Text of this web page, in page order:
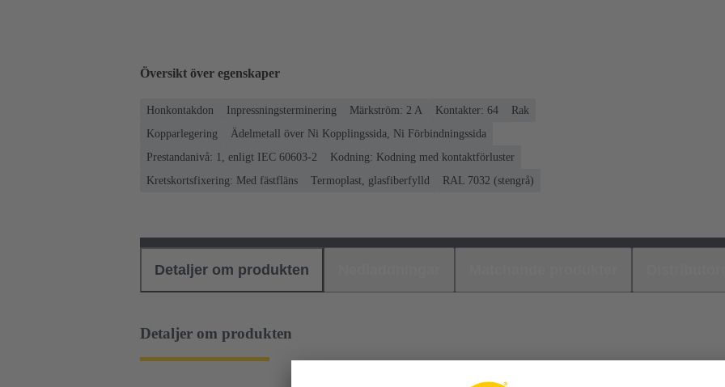
Översikt över egenskaper
Honkontakdon Inpressningsterminering Märkström: ‌2 A Kontakter: 64
Rak
Kopparlegering
Ädelmetall över Ni Kopplingssida, Ni Förbindningssida
Prestandanivå: 1, enligt IEC 60603-2
Kodning: Kodning med kontaktförluster
Kretskortsfixering: Med fästfläns
Termoplast, glasfiberfylld RAL 7032 (stengrå)
Detaljer om produkten
Detaljer om produkten